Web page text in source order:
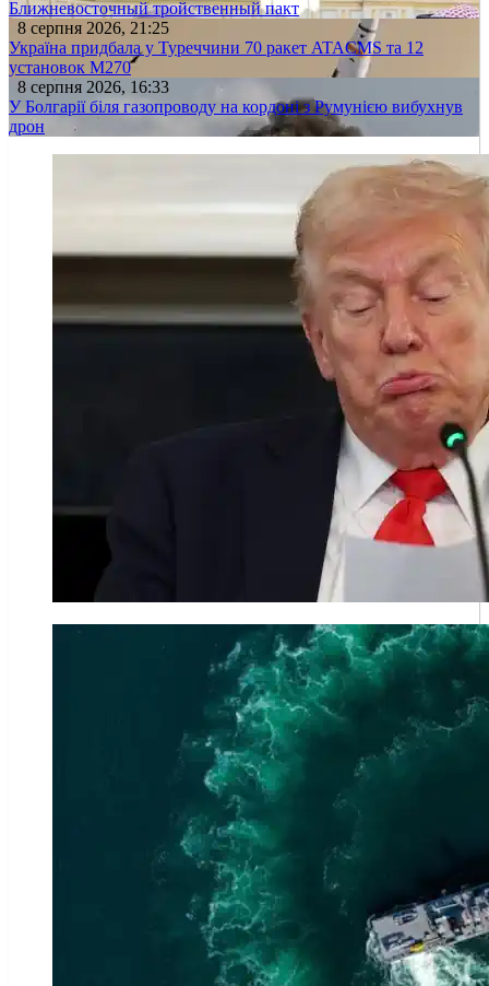
Ближневосточный тройственный пакт
8 серпня 2026, 21:25
Україна придбала у Туреччини 70 ракет ATACMS та 12
установок M270
8 серпня 2026, 16:33
У Болгарії біля газопроводу на кордоні з Румунією вибухнув
дрон